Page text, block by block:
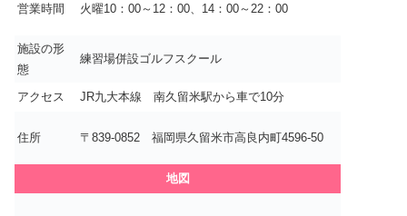
営業時間 火曜10：00～12：00、14：00～22：00
施設の形
態
練習場併設ゴルフスクール
アクセス JR九大本線 南久留米駅から車で10分
住所 〒839-0852 福岡県久留米市高良内町4596-50
地図